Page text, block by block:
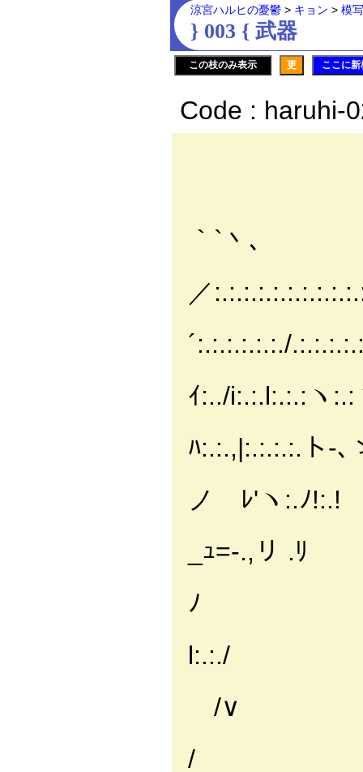
涼宮ハルヒの憂鬱 > キョン > 模写
} 003 { 武器
この枝のみ表示 更 ここに
Code : haruhi-
｀`丶､
／
´:.:.:.:.:.:./
ｲ:../i:.:.l:.:.:ヽ
ﾊ:.:.,|:.:.:.:.ト-､
ノ ﾚ'ヽ:.ﾉ!:.!
_ｭ=-.,リ .ﾘ
ﾉ
l:.:./
/∨
/